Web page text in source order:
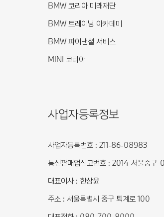
BMW 코리아 미래재단
BMW 트레이닝 아카데미
BMW 파이낸셜 서비스
MINI 코리아
사업자등록정보
사업자등록번호 : 211-86-08983
통신판매업신고번호 : 2014-서울중구
대표이사 : 한상윤
주소 : 서울특별시 중구 퇴계로 100